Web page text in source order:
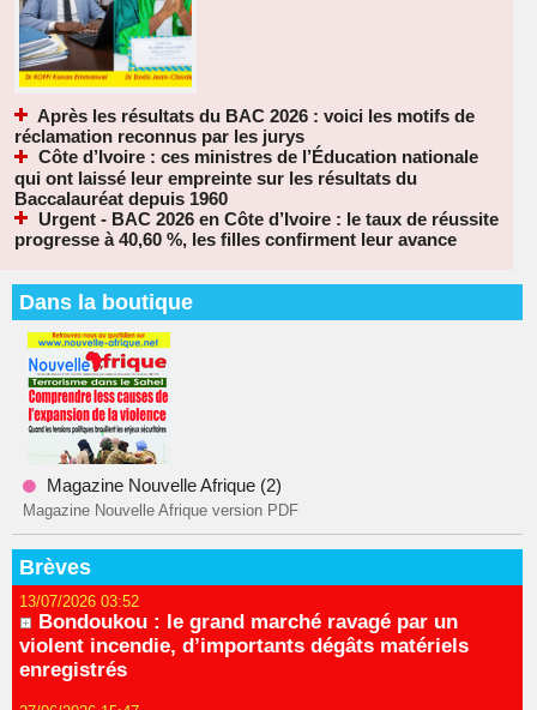
Après les résultats du BAC 2026 : voici les motifs de
réclamation reconnus par les jurys
Côte d’Ivoire : ces ministres de l’Éducation nationale
qui ont laissé leur empreinte sur les résultats du
Baccalauréat depuis 1960
Urgent - BAC 2026 en Côte d’Ivoire : le taux de réussite
progresse à 40,60 %, les filles confirment leur avance
Dans la boutique
Magazine Nouvelle Afrique (2)
Magazine Nouvelle Afrique version PDF
Brèves
13/07/2026 03:52
Bondoukou : le grand marché ravagé par un
violent incendie, d’importants dégâts matériels
enregistrés